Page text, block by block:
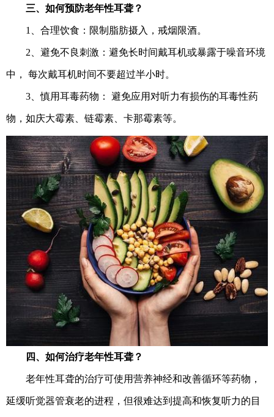
三、如何预防老年性耳聋？
1、合理饮食：限制脂肪摄入，戒烟限酒。
2、避免不良刺激：避免长时间戴耳机或暴露于噪音环境
中， 每次戴耳机时间不要超过半小时。
3、慎用耳毒药物： 避免应用对听力有损伤的耳毒性药
物，如庆大霉素、链霉素、卡那霉素等。
四、如何治疗老年性耳聋？
老年性耳聋的治疗可使用营养神经和改善循环等药物，
延缓听觉器管衰老的进程，但很难达到提高和恢复听力的目